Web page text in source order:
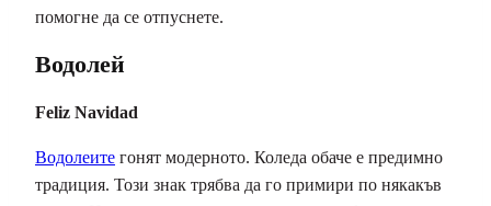
помогне да се отпуснете.
Водолей
Feliz Navidad
Водолеите гонят модерното. Коледа обаче е предимно
традиция. Този знак трябва да го примири по някакъв